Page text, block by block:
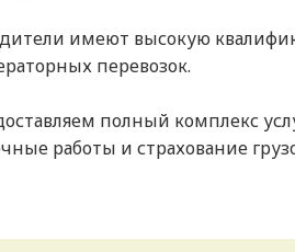
имеют высокую
перевозок.
полный комплекс
работы и страхование